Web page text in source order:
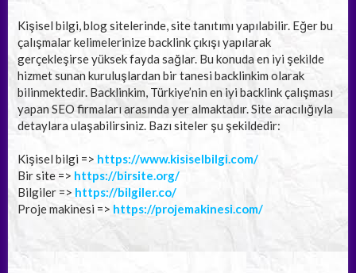
Kişisel bilgi, blog sitelerinde, site tanıtımı yapılabilir. Eğer bu
çalışmalar kelimelerinize backlink çıkışı yapılarak
gerçekleşirse yüksek fayda sağlar. Bu konuda en iyi şekilde
hizmet sunan kuruluşlardan bir tanesi backlinkim olarak
bilinmektedir. Backlinkim, Türkiye’nin en iyi backlink çalışması
yapan SEO firmaları arasında yer almaktadır. Site aracılığıyla
detaylara ulaşabilirsiniz. Bazı siteler şu şekildedir:
Kişisel bilgi => https://www.kisiselbilgi.com/
Bir site => https://birsite.org/
Bilgiler => https://bilgiler.co/
Proje makinesi => https://projemakinesi.com/